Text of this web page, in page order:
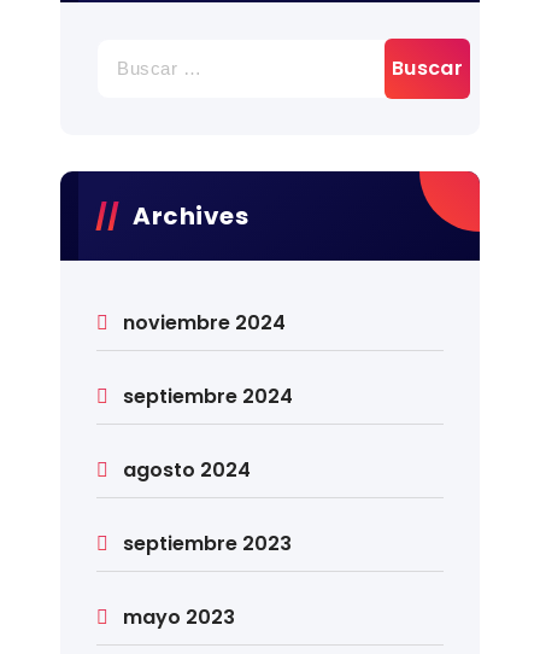
Archives
noviembre 2024
septiembre 2024
agosto 2024
septiembre 2023
mayo 2023